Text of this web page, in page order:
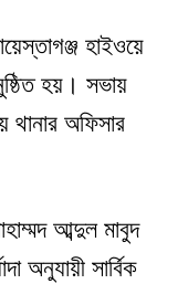
হাইওয়ে
হয়। সভায়
থানার অফিসার
আব্দুল মাবুদ
অনুযায়ী সার্বিক